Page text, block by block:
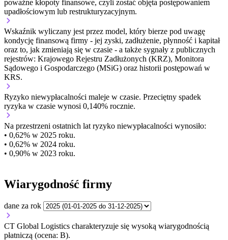
poważne kłopoty finansowe, czyli zostać objęta postępowaniem
upadłościowym lub restrukturyzacyjnym.
Wskaźnik wyliczany jest przez model, który bierze pod uwagę
kondycję finansową firmy - jej zyski, zadłużenie, płynność i kapitał
oraz to, jak zmieniają się w czasie - a także sygnały z publicznych
rejestrów: Krajowego Rejestru Zadłużonych (KRZ), Monitora
Sądowego i Gospodarczego (MSiG) oraz historii postępowań w
KRS.
Ryzyko niewypłacalności maleje w czasie. Przeciętny spadek
ryzyka w czasie wynosi 0,140% rocznie.
Na przestrzeni ostatnich lat ryzyko niewypłacalności wynosiło:
• 0,62% w 2025 roku.
• 0,62% w 2024 roku.
• 0,90% w 2023 roku.
Wiarygodność firmy
dane za rok
CT Global Logistics charakteryzuje się wysoką wiarygodnością
płatniczą (ocena: B).